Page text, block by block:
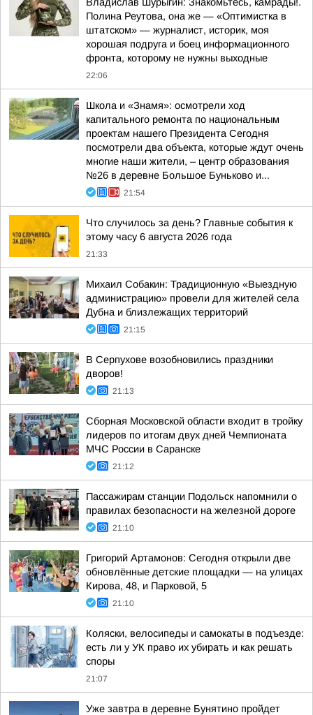
Полина Реутова, она же — «Оптимистка в
штатском» — журналист, историк, моя
хорошая подруга и боец информационного
фронта, которому не нужны выходные
22:06
Школа и «Знамя»: осмотрели ход
капитального ремонта по национальным
проектам нашего Президента Сегодня
посмотрели два объекта, которые ждут очень
многие наши жители, – центр образования
№26 в деревне Большое Буньково и...
21:54
Что случилось за день? Главные события к
этому часу 6 августа 2026 года
21:33
Михаил Собакин: Традиционную «Выездную
администрацию» провели для жителей села
Дубна и близлежащих территорий
21:15
В Серпухове возобновились праздники
дворов!
21:13
Сборная Московской области входит в тройку
лидеров по итогам двух дней Чемпионата
МЧС России в Саранске
21:12
Пассажирам станции Подольск напомнили о
правилах безопасности на железной дороге
21:10
Григорий Артамонов: Сегодня открыли две
обновлённые детские площадки — на улицах
Кирова, 48, и Парковой, 5
21:10
Коляски, велосипеды и самокаты в подъезде:
есть ли у УК право их убирать и как решать
споры
21:07
Уже завтра в деревне Бунятино пройдет